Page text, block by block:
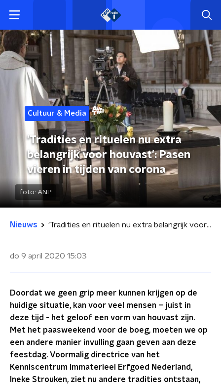
Cultuur & Media
'Tradities en rituelen nu extra
belangrijk voor houvast': Pasen
vieren in tijden van corona
foto: ANP
Nieuws 'Tradities en rituelen nu extra belangrijk voor houvast': Pasen vieren in tijden van corona
do 9 april 2020 15:03
Doordat we geen grip meer kunnen krijgen op de
huidige situatie, kan voor veel mensen – juist in
deze tijd - het geloof een vorm van houvast zijn.
Met het paasweekend voor de boeg, moeten we op
een andere manier invulling gaan geven aan deze
feestdag. Voormalig directrice van het
Kenniscentrum Immaterieel Erfgoed Nederland,
Ineke Strouken, ziet nu andere tradities ontstaan,